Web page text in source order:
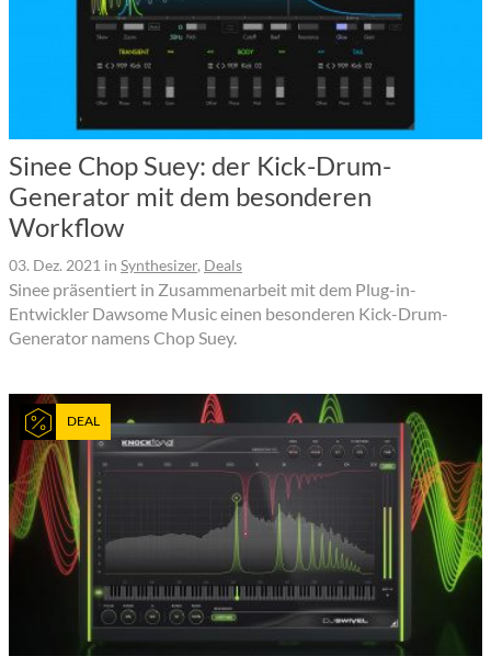
Sinee Chop Suey: der Kick-Drum-
Generator mit dem besonderen
Workflow
03. Dez. 2021 in Synthesizer, Deals
Sinee präsentiert in Zusammenarbeit mit dem Plug-in-
Entwickler Dawsome Music einen besonderen Kick-Drum-
Generator namens Chop Suey.
DEAL